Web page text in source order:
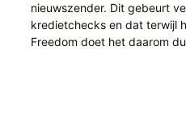
nieuwszender. Dit gebeurt
kredietchecks en dat terwijl
Freedom doet het daarom